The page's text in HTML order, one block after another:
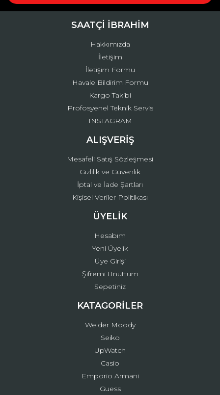
Ürün fiyatı diğer sitelerden daha pahalı.
Gönder
SAATÇİ İBRAHİM
Hakkımızda
İletişim
İletişim Formu
Havale Bildirim Formu
Kargo Takibi
Profosyenel Teknik Servis
INSTAGRAM
ALIŞVERİŞ
Mesafeli Satış Sözleşmesi
Gizlilik ve Güvenlik
İptal ve İade Şartları
Kişisel Veriler Politikası
ÜYELİK
Hesabım
Yeni Üyelik
Üye Girişi
Şifremi Unuttum
Sepetiniz
KATAGORİLER
Welder Moody
Seiko
UpWatch
Casio
Emporio Armani
Guess